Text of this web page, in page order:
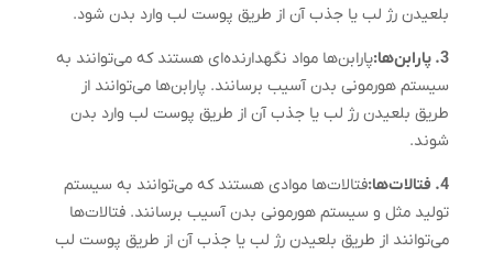
بلعیدن رژ لب یا جذب آن از طریق پوست لب وارد بدن شود.
3. پارابن‌ها:
پارابن‌ها مواد نگهدارنده‌ای هستند که می‌توانند به
سیستم هورمونی بدن آسیب برسانند. پارابن‌ها می‌توانند از
طریق بلعیدن رژ لب یا جذب آن از طریق پوست لب وارد بدن
شوند.
4. فتالات‌ها:
فتالات‌ها موادی هستند که می‌توانند به سیستم
تولید مثل و سیستم هورمونی بدن آسیب برسانند. فتالات‌ها
می‌توانند از طریق بلعیدن رژ لب یا جذب آن از طریق پوست لب